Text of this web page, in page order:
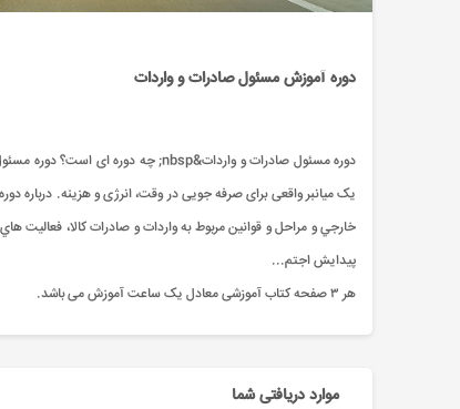
دوره آموزش مسئول صادرات و واردات
یک میانبر واقعی برای صرفه جویی در وقت، انرژی و هزینه. درباره
خارجي و مراحل و قوانين مربوط به واردات و صادرات کالا، فعاليت
پيدايش اجتم...
هر ۳ صفحه کتاب آموزشی معادل یک ساعت آموزش می باشد.
موارد دریافتی شما